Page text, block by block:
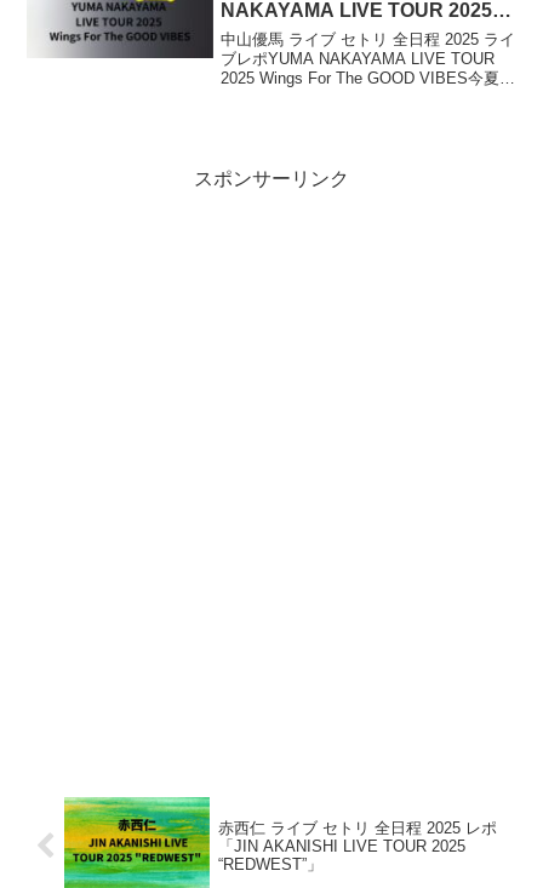
NAKAYAMA LIVE TOUR 2025
Wings For The GOOD VIBES」
中山優馬 ライブ セトリ 全日程 2025 ライ
ブレポYUMA NAKAYAMA LIVE TOUR
2025 Wings For The GOOD VIBES今夏
スポンサーリンク
赤西仁 ライブ セトリ 全日程 2025 レポ
「JIN AKANISHI LIVE TOUR 2025
“REDWEST”」